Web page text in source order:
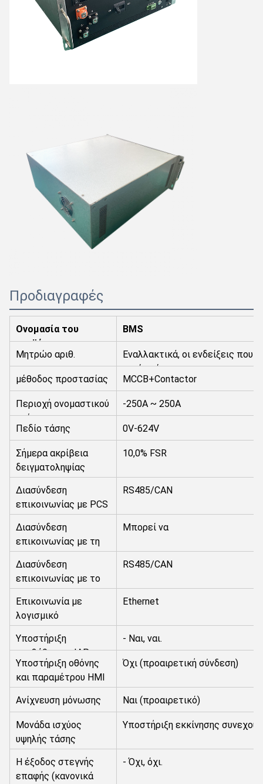
Προδιαγραφές
Ονομασία του
προϊόντος
BMS
Μητρώο αριθ.
Εναλλακτικά, οι ενδείξεις που
τιμών είναι:
μέθοδος προστασίας
MCCB+Contactor
Περιοχή ονομαστικού
ρεύματος
-250A ~ 250A
Πεδίο τάσης 0V-624V
Σήμερα ακρίβεια
δειγματοληψίας
10,0% FSR
Διασύνδεση
επικοινωνίας με PCS
RS485/CAN
Διασύνδεση
επικοινωνίας με τη
ΜΜΕ
Μπορεί να
Διασύνδεση
επικοινωνίας με το
SBMS
RS485/CAN
Επικοινωνία με
λογισμικό
παρακολούθησης/
ΕΣΜ
Ethernet
Υποστήριξη
αναβάθμισης IAP
- Ναι, ναι.
Υποστήριξη οθόνης
και παραμέτρου HMI
Όχι (προαιρετική σύνδεση)
Ανίχνευση μόνωσης Ναι (προαιρετικό)
Μονάδα ισχύος
υψηλής τάσης
Υποστήριξη εκκίνησης
Η έξοδος στεγνής
επαφής (κανονικά
- Όχι, όχι.